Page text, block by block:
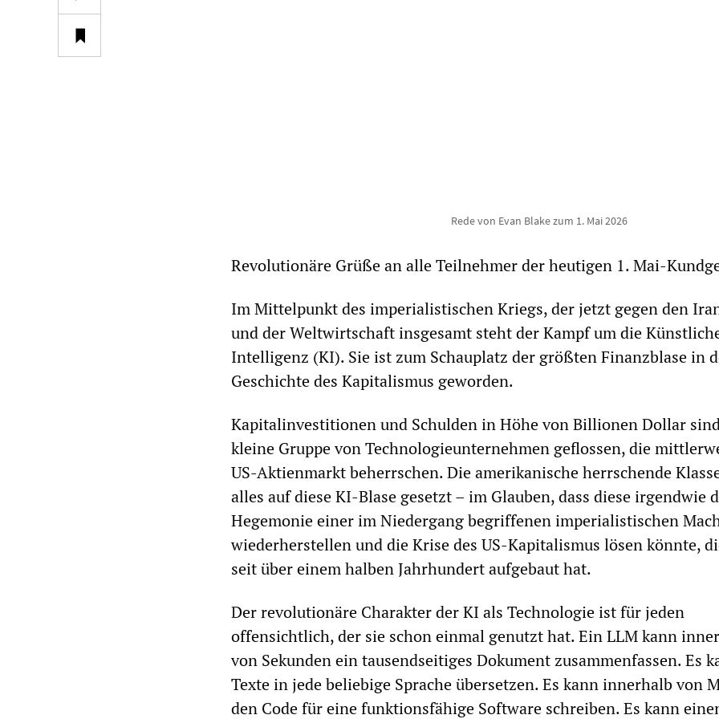
Rede von Evan Blake zum 1. Mai 2026
Revolutionäre Grüße an alle Teilnehmer der heutigen 1. Mai-
Im Mittelpunkt des imperialistischen Kriegs, der jetzt gegen den
und der Weltwirtschaft insgesamt steht der Kampf um die
Intelligenz (KI). Sie ist zum Schauplatz der größten Finanzblase in
Geschichte des Kapitalismus geworden.
Kapitalinvestitionen und Schulden in Höhe von Billionen Dollar
kleine Gruppe von Technologieunternehmen geflossen, die
US-Aktienmarkt beherrschen. Die amerikanische herrschende
alles auf diese KI-Blase gesetzt – im Glauben, dass diese irgendwie
Hegemonie einer im Niedergang begriffenen imperialistischen
wiederherstellen und die Krise des US-Kapitalismus lösen könnte,
seit über einem halben Jahrhundert aufgebaut hat.
Der revolutionäre Charakter der KI als Technologie ist für jeden
offensichtlich, der sie schon einmal genutzt hat. Ein LLM kann
von Sekunden ein tausendseitiges Dokument zusammenfassen. Es
Texte in jede beliebige Sprache übersetzen. Es kann innerhalb von
den Code für eine funktionsfähige Software schreiben. Es kann